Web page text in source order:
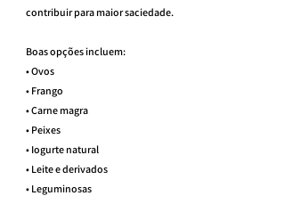
contribuir para maior saciedade.
Boas opções incluem:
• Ovos
• Frango
• Carne magra
• Peixes
• Iogurte natural
• Leite e derivados
• Leguminosas